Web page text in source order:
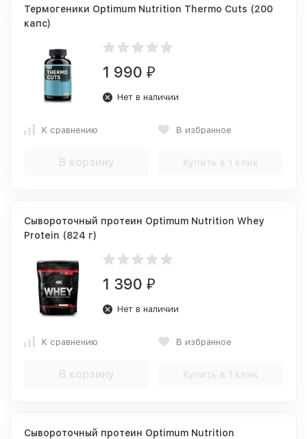
Термогеники Optimum Nutrition Thermo Cuts (200
капс)
1 990 ₽
Нет в наличии
К сравнению В избранное
В корзину Купить в 1 клик
Сывороточный протеин Optimum Nutrition Whey
Protein (824 г)
1 390 ₽
Нет в наличии
К сравнению В избранное
В корзину Купить в 1 клик
Сывороточный протеин Optimum Nutrition